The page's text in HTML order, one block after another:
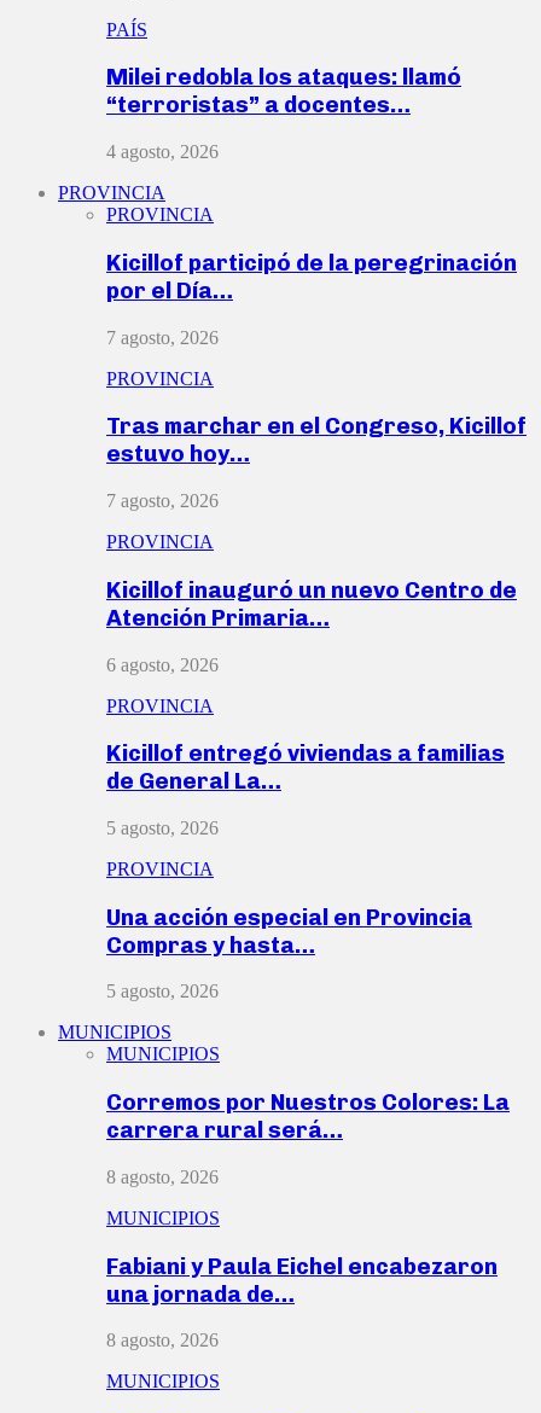
PAÍS
Milei redobla los ataques: llamó
“terroristas” a docentes…
4 agosto, 2026
PROVINCIA
PROVINCIA
Kicillof participó de la peregrinación
por el Día…
7 agosto, 2026
PROVINCIA
Tras marchar en el Congreso, Kicillof
estuvo hoy…
7 agosto, 2026
PROVINCIA
Kicillof inauguró un nuevo Centro de
Atención Primaria…
6 agosto, 2026
PROVINCIA
Kicillof entregó viviendas a familias
de General La…
5 agosto, 2026
PROVINCIA
Una acción especial en Provincia
Compras y hasta…
5 agosto, 2026
MUNICIPIOS
MUNICIPIOS
Corremos por Nuestros Colores: La
carrera rural será…
8 agosto, 2026
MUNICIPIOS
Fabiani y Paula Eichel encabezaron
una jornada de…
8 agosto, 2026
MUNICIPIOS